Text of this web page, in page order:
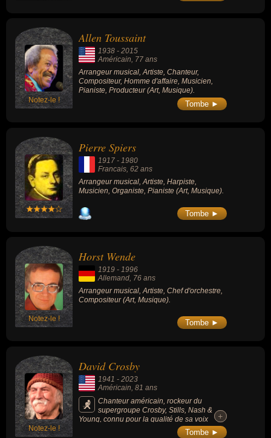
Notez-le !
Allen Toussaint
1938 - 2015
Américain, 77 ans
Arrangeur musical, Artiste, Chanteur,
Compositeur, Homme d'affaire, Musicien,
Pianiste, Producteur (Art, Musique).
Tombe ►
Pierre Spiers
1917 - 1980
Francais, 62 ans
Arrangeur musical, Artiste, Harpiste,
Musicien, Organiste, Pianiste (Art, Musique).
Tombe ►
Notez-le !
Horst Wende
1919 - 1996
Allemand, 76 ans
Arrangeur musical, Artiste, Chef d'orchestre,
Compositeur (Art, Musique).
Tombe ►
Notez-le !
David Crosby
1941 - 2023
Américain, 81 ans
Chanteur américain, rockeur du
supergroupe Crosby, Stills, Nash &
Young, connu pour la qualité de sa voix
haute et pure, ainsi que pour ses talents
+
+
Tombe ►